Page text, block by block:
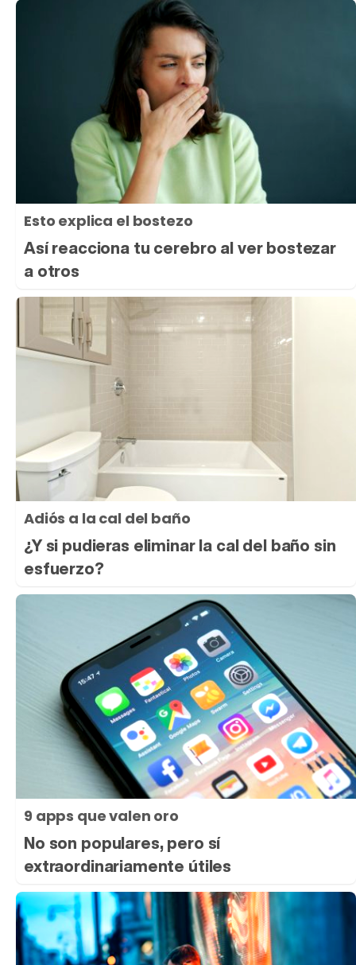
Esto explica el bostezo
Así reacciona tu cerebro al ver bostezar
a otros
Adiós a la cal del baño
¿Y si pudieras eliminar la cal del baño sin
esfuerzo?
9 apps que valen oro
No son populares, pero sí
extraordinariamente útiles